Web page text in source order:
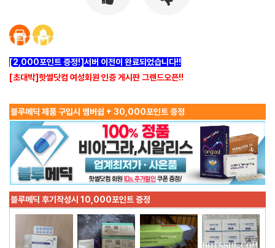
[2,000포인트 증정!]서버 이전이 완료되었습니다!!
[초대박]핫썰닷컴 여성회원 인증 게시판 그랜드오픈!!
블루메딕 제품 구입시 멤버쉽 + 30,000포인트 증정
블루메딕 후기작성시 10,000포인트 증정